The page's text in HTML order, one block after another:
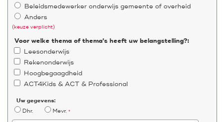
Beleidsmedewerker onderwijs gemeente of overheid
Anders
(keuze verplicht)
Voor welke thema of thema's heeft uw belangstelling?:
Leesonderwijs
Rekenonderwijs
Hoogbegaagdheid
ACT4Kids & ACT & Professional
Uw gegevens:
Dhr. Mevr. *